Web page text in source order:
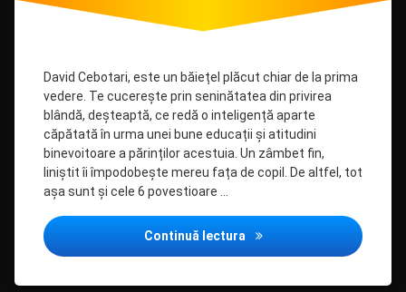
David Cebotari, este un băiețel plăcut chiar de la prima
vedere. Te cucerește prin seninătatea din privirea
blândă, deșteaptă, ce redă o inteligență aparte
căpătată în urma unei bune educații și atitudini
binevoitoare a părinților acestuia. Un zâmbet fin,
liniștit îi împodobește mereu fața de copil. De altfel, tot
așa sunt și cele 6 povestioare …
Continuă lectura Un mic mare talent